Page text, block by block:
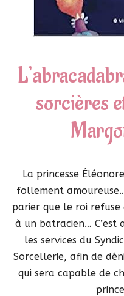
sorcières
La princesse
follement
parier que le roi
à un batracien… C’est
les services du
Sorcellerie, afin de
qui sera capable de